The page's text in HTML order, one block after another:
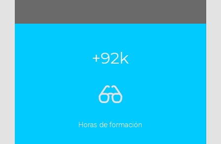
+92k
Horas de formación